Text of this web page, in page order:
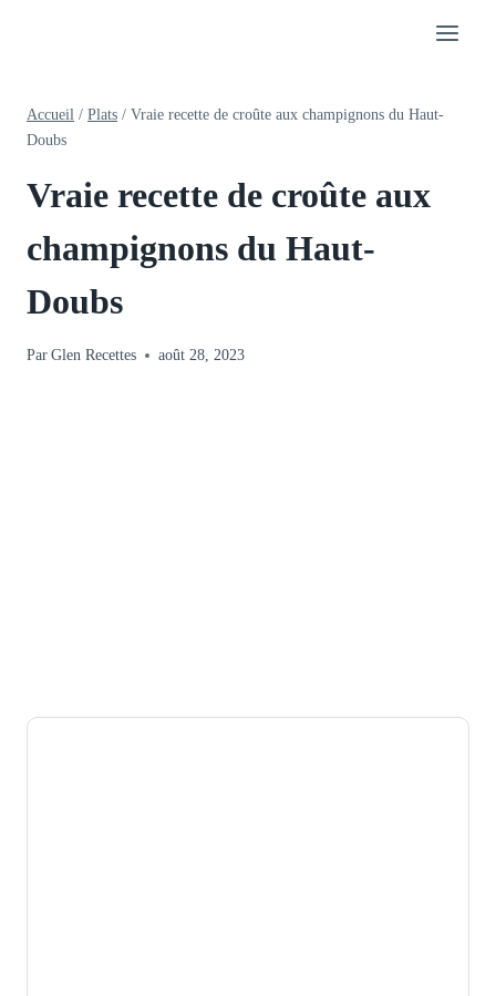
Accueil / Plats / Vraie recette de croûte aux champignons du Haut-
Doubs
Vraie recette de croûte aux
champignons du Haut-
Doubs
Par Glen Recettes août 28, 2023